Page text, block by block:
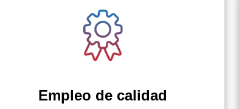
Empleo de calidad